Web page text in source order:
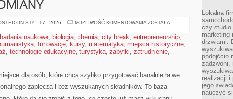
ON STY - 17 - 2026 MOŻLIWOŚĆ KOMENTOWANIA RUM
ODMIANY
ZOSTAŁA
badania naukowe, biologia, chemia, city break, entrepreneurship,
, Innowacje, kursy, matematyka, miejsca historyczne,
, technologie edukacyjne, turystyka, zabytki, zatrudnienie,
dla osób, które chcą szybko przygotować banalnie łatwe
zaplecza i bez wyszukanych składników. To baza
Lokalna
czy studio
marketing
drzwiami.
podejście
zadzwoni,
realizacji i
jego
nauczyć